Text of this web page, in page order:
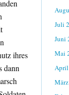
ihres
dann
Juli
Juni
Mai